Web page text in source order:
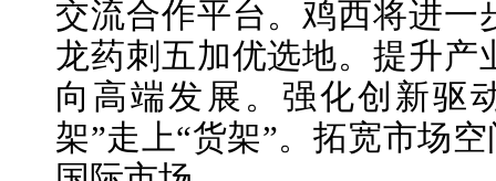
交流合作平台。鸡西将进
龙药刺五加优选地。提升
向高端发展。强化创新驱
架”走上“货架”。拓宽市场